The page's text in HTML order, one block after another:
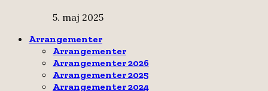
5. maj 2025
Arrangementer
Arrangementer
Arrangementer 2026
Arrangementer 2025
Arrangementer 2024